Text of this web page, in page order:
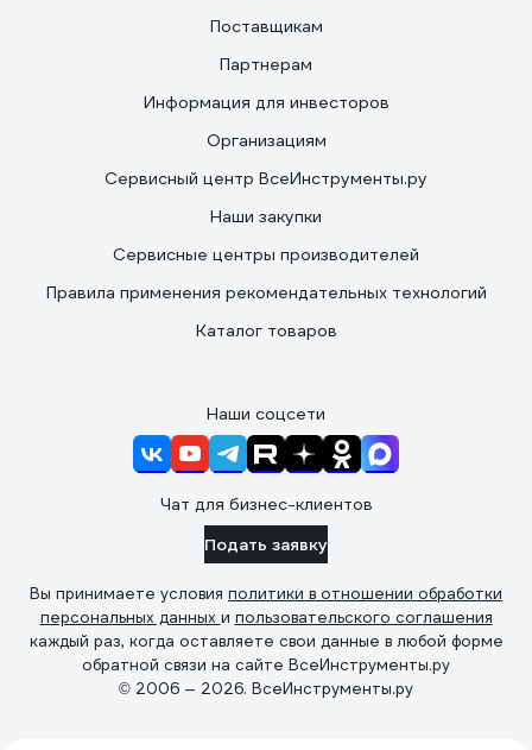
Поставщикам
Партнерам
Информация для инвесторов
Организациям
Сервисный центр ВсеИнструменты.ру
Наши закупки
Сервисные центры производителей
Правила применения рекомендательных технологий
Каталог товаров
Наши соцсети
Чат для бизнес-клиентов
Подать заявку
Вы принимаете условия политики в отношении обработки
персональных данных и пользовательского соглашения
каждый раз, когда оставляете свои данные в любой форме
обратной связи на сайте ВсеИнструменты.ру
© 2006 — 2026. ВсеИнструменты.ру